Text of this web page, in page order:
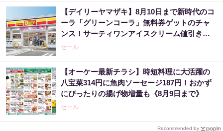
【デイリーヤマザキ】8月10日まで新時代のコ
ーラ「グリーンコーラ」無料券ゲットのチャ
ンス！サーティワンアイスクリーム値引きな
どお得企画も目白押し。
セール
【オーケー最新チラシ】時短料理に大活躍の
八宝菜314円に魚肉ソーセージ187円！おかず
にぴったりの揚げ物増量も《8月9日まで》
セール
Recommended by